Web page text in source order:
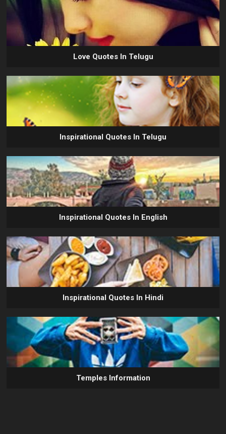
Love Quotes In Telugu
Inspirational Quotes In Telugu
Inspirational Quotes In English
Inspirational Quotes In Hindi
Temples Information